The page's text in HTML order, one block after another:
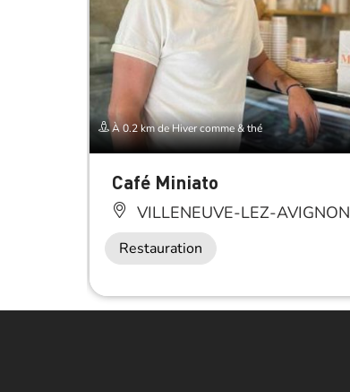
À 0.2 km de Hiver comme & thé
Café Miniato
VILLENEUVE-LEZ-AVIGNON
Restauration